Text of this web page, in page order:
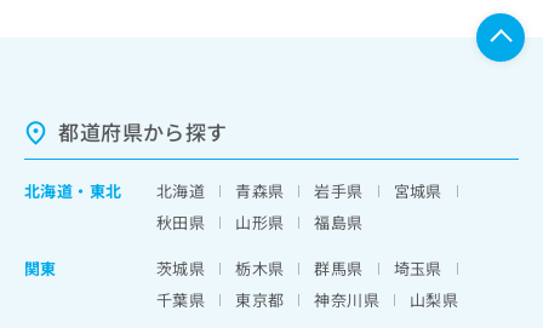
都道府県から探す
北海道 ・ 東北 北海道 青森県 岩手県
宮城県
秋田県
山形県
福島県
関東
茨城県 栃木県 群馬県
埼玉県
千葉県
東京都 神奈川県
山梨県